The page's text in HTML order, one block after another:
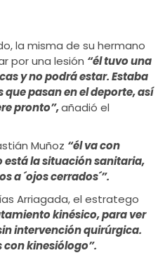
la misma de su hermano
por una lesión “él tuvo una
y no podrá estar. Estaba
pasan en el deporte, así
pronto”,añadió el
Muñoz “él va con
la situación sanitaria,
a ´ojos cerrados´”.
Arriagada, el estratego
kinésico, para ver
intervención quirúrgica.
con kinesiólogo”.